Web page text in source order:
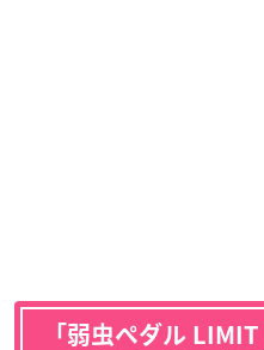
「弱虫ペダル